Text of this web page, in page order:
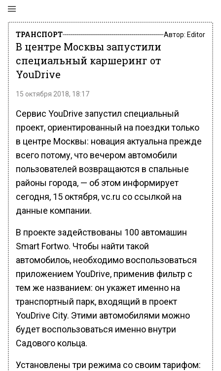
ТРАНСПОРТ Автор: Editor
В центре Москвы запустили
специальный каршеринг от
YouDrive
15 октября 2018, 18:17
Сервис YouDrive запустил специальный
проект, ориентированный на поездки только
в центре Москвы: новация актуальна прежде
всего потому, что вечером автомобили
пользователей возвращаются в спальные
районы города, — об этом информирует
сегодня, 15 октября, vc.ru со ссылкой на
данные компании.
В проекте задействованы 100 автомашин
Smart Fortwo. Чтобы найти такой
автомобилоь, необходимо воспользоваться
приложением YouDrive, применив фильтр с
тем же названием: он укажет именно на
транспортный парк, входящий в проект
YouDrive City. Этими автомобилями можно
будет воспользоваться именно внутри
Садового кольца.
Установлены три режима со своим тарифом: